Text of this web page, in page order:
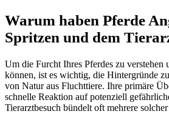
Warum haben Pferde
Spritzen und dem
Um die Furcht Ihres Pferdes zu verstehen
können, ist es wichtig, die Hintergründe
von Natur aus Fluchttiere. Ihre primäre
schnelle Reaktion auf potenziell
Tierarztbesuch bündelt oft mehrere solcher